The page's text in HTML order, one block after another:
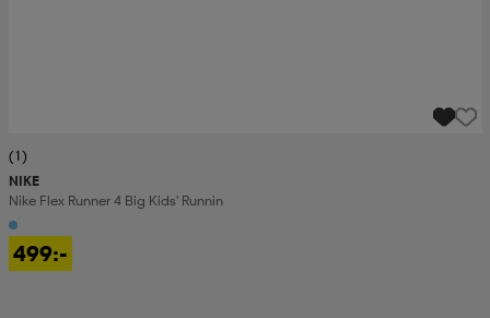
(1)
NIKE
Nike Flex Runner 4 Big Kids' Runnin
499:-